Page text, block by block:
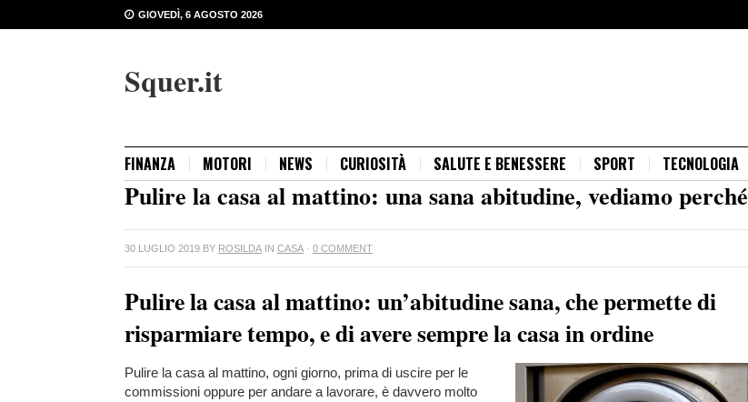
GIOVEDÌ, 6 AGOSTO 2026
Squer.it
FINANZA MOTORI NEWS CURIOSITÀ SALUTE E BENESSERE SPORT TECNOLOGIA
Pulire la casa al mattino: una sana abitudine, vediamo perché
30 LUGLIO 2019 BY ROSILDA IN CASA · 0 COMMENT
Pulire la casa al mattino: un’abitudine sana, che permette di
risparmiare tempo, e di avere sempre la casa in ordine
Pulire la casa al mattino, ogni giorno, prima di uscire per le
commissioni oppure per andare a lavorare, è davvero molto